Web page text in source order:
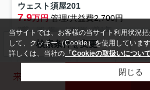
ウェスト須屋201
7.9万円管理/共益費2,700円
2階 / 56.48㎡ / 2LDK /築1年
熊本電気鉄道「新須屋」駅 徒歩8分
室内洗濯機置場 エアコン
TVモニ
温水洗浄便座
検索条件を変更
来店予約
当サイトでは、お客様の当サイト利用状況
して、クッキー（Cookie）を使用していま
詳しくは、当社の 「Cookieの取扱いについて
閉じる